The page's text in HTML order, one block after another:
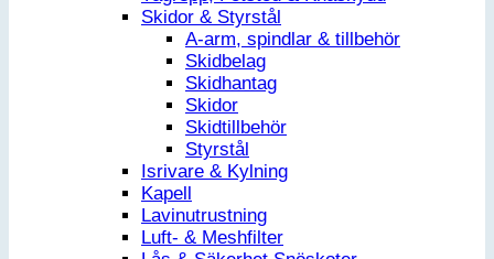
Skidor & Styrstål
A-arm, spindlar & tillbehör
Skidbelag
Skidhantag
Skidor
Skidtillbehör
Styrstål
Isrivare & Kylning
Kapell
Lavinutrustning
Luft- & Meshfilter